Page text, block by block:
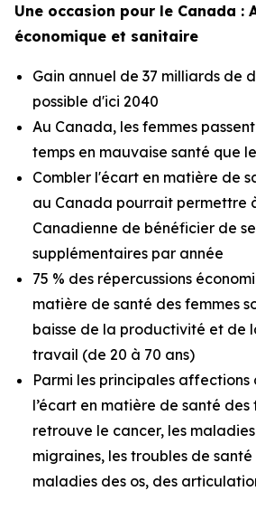
Une occasion pour le Canada :
économique et sanitaire
Gain annuel de 37 milliards de
possible d'ici 2040
Au Canada, les femmes
temps en mauvaise santé que
Combler l'écart en matière de
au Canada pourrait permettre
Canadienne de bénéficier de
supplémentaires par année
75 % des répercussions
matière de santé des femmes
baisse de la productivité et de
travail (de 20 à 70 ans)
Parmi les principales
l’écart en matière de santé des
retrouve le cancer, les
migraines, les troubles de
maladies des os, des